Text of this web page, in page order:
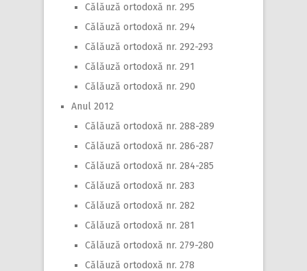
Călăuză ortodoxă nr. 295
Călăuză ortodoxă nr. 294
Călăuză ortodoxă nr. 292-293
Călăuză ortodoxă nr. 291
Călăuză ortodoxă nr. 290
Anul 2012
Călăuză ortodoxă nr. 288-289
Călăuză ortodoxă nr. 286-287
Călăuză ortodoxă nr. 284-285
Călăuză ortodoxă nr. 283
Călăuză ortodoxă nr. 282
Călăuză ortodoxă nr. 281
Călăuză ortodoxă nr. 279-280
Călăuză ortodoxă nr. 278